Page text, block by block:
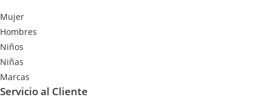
Mujer
Hombres
Niños
Niñas
Marcas
Servicio al Cliente